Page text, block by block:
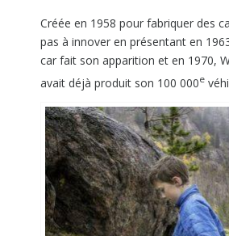
Créée en 1958 pour fabriquer des
pas à innover en présentant en
car fait son apparition et en 1970,
avait déjà produit son 100 000e